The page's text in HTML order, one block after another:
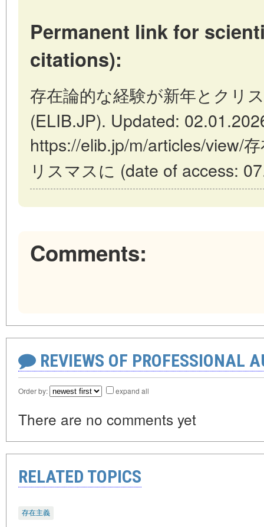
Permanent link for
citations):
存在論的な経験が新年とクリ
(ELIB.JP). Updated:
https://elib.jp/m/articles/view/
リスマスに (date of access:
Comments:
REVIEWS OF PROFESSIONAL
Order by: expand all
There are no comments yet
RELATED TOPICS
存在主義